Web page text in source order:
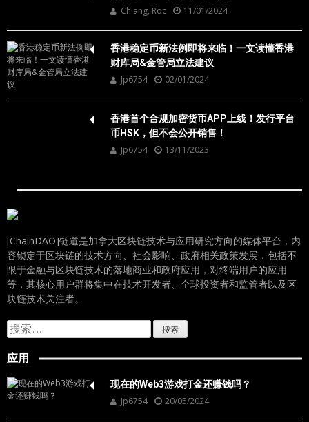
Chiang, Roc 11/01/2024
香港稳定币新法例即将来临！一文读懂香港
财库局&金管局立法建议
Jp6754 02/01/2024
香港首个合规加密货币APP上线！发行平台
币HSK，但不会公开销售！
Jp6754 13/11/2023
[ChainDAO]链道是加拿大区块链技术与应用研究方向的媒体平台，内
容锁定于区块链的技术方向、社会影响、政府相关政策发展，包括不
限于金融与区块链技术的落地商业和政府应用，对终端用户的应用
等，其核心用户群将集中在技术开发者、全球投资者和监管者以及区
块链技术关注者。
搜
索：
应用
现在的Web3游戏打金还赚钱吗？
Jp6754 20/05/2024